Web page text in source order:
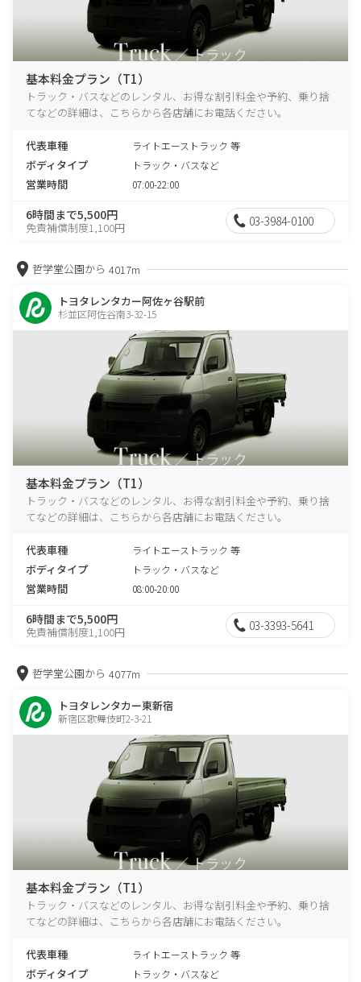
基本料金プラン（T1）
トラック・バスなどのレンタル、お得な割引料金や予約、乗り捨
てなどの詳細は、こちらから各店舗にお電話ください。
代表車種 ライトエーストラック 等
ボディタイプ トラック・バスなど
営業時間 07:00-22:00
6時間まで5,500円
免責補償制度1,100円 03-3984-0100
哲学堂公園から 4017m
トヨタレンタカー阿佐ヶ谷駅前
杉並区阿佐谷南3-32-15
基本料金プラン（T1）
トラック・バスなどのレンタル、お得な割引料金や予約、乗り捨
てなどの詳細は、こちらから各店舗にお電話ください。
代表車種 ライトエーストラック 等
ボディタイプ トラック・バスなど
営業時間 08:00-20:00
6時間まで5,500円
免責補償制度1,100円 03-3393-5641
哲学堂公園から 4077m
トヨタレンタカー東新宿
新宿区歌舞伎町2-3-21
基本料金プラン（T1）
トラック・バスなどのレンタル、お得な割引料金や予約、乗り捨
てなどの詳細は、こちらから各店舗にお電話ください。
代表車種 ライトエーストラック 等
ボディタイプ トラック・バスなど